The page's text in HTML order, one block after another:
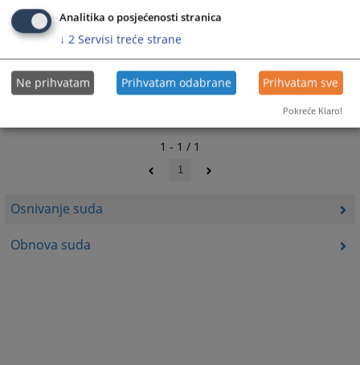
Osnivanje suda
Obnova suda
1 - 1 / 1
1
Analitika o posjećenosti stranica
↓ 2 Servisi treće strane
Ne prihvatam Prihvatam odabrane Prihvatam sve
Pokreće Klaro!